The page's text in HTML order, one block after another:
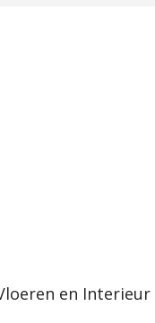
en Interieur